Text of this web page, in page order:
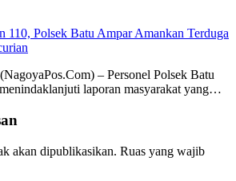
110, Polsek Batu Ampar Amankan Terduga
– Personel Polsek Batu
laporan masyarakat yang…
akan dipublikasikan. Ruas yang wajib